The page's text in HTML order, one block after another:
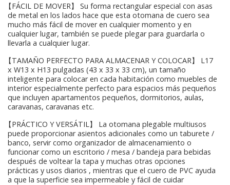
【FÁCIL DE MOVER】 Su forma rectangular especial con asas
de metal en los lados hace que esta otomana de cuero sea
mucho más fácil de mover en cualquier momento y en
cualquier lugar, también se puede plegar para guardarla o
llevarla a cualquier lugar.
【TAMAÑO PERFECTO PARA ALMACENAR Y COLOCAR】 L17
x W13 x H13 pulgadas (43 x 33 x 33 cm), un tamaño
inteligente para colocar en cada habitación como muebles de
interior especialmente perfecto para espacios más pequeños
que incluyen apartamentos pequeños, dormitorios, aulas,
caravanas, caravanas etc.
【PRÁCTICO Y VERSÁTIL】 La otomana plegable multiusos
puede proporcionar asientos adicionales como un taburete /
banco, servir como organizador de almacenamiento o
funcionar como un escritorio / mesa / bandeja para bebidas
después de voltear la tapa y muchas otras opciones
prácticas y usos diarios , mientras que el cuero de PVC ayuda
a que la superficie sea impermeable y fácil de cuidar